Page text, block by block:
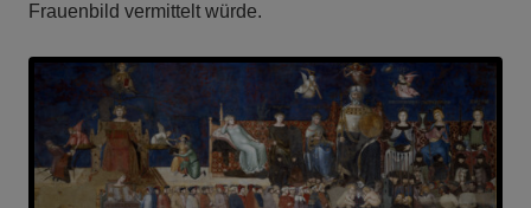
Frauenbild vermittelt würde.